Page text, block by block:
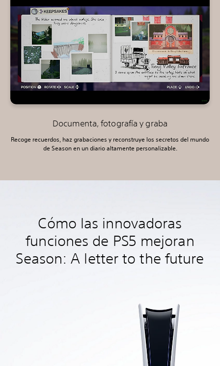
Documenta, fotografía y graba
Recoge recuerdos, haz grabaciones y reconstruye los secretos del mundo
de Season en un diario altamente personalizable.
Cómo las innovadoras
funciones de PS5 mejoran
Season: A letter to the future